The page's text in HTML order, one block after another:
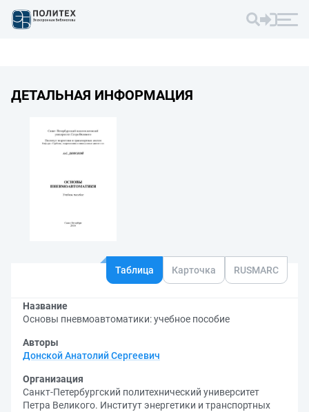
ДЕТАЛЬНАЯ ИНФОРМАЦИЯ
Таблица Карточка RUSMARC
Название
Основы пневмоавтоматики: учебное пособие
Авторы
Донской Анатолий Сергеевич
Организация
Санкт-Петербургский политехнический университет
Петра Великого. Институт энергетики и транспортных